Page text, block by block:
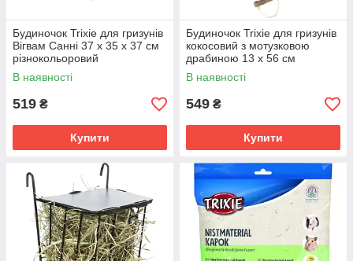
Будиночок Trixie для гризунів
Вігвам Санні 37 х 35 х 37 см
різнокольоровий
В наявності
519 ₴
Купити
Будиночок Trixie для гризунів
кокосовий з мотузковою
драбиною 13 х 56 см
В наявності
549 ₴
Купити